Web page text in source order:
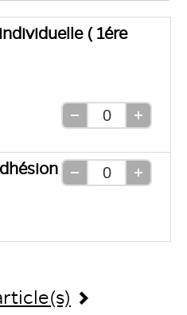
( 1ére
Retirer
unité
Ajouter
unité
Retirer
Ajouter